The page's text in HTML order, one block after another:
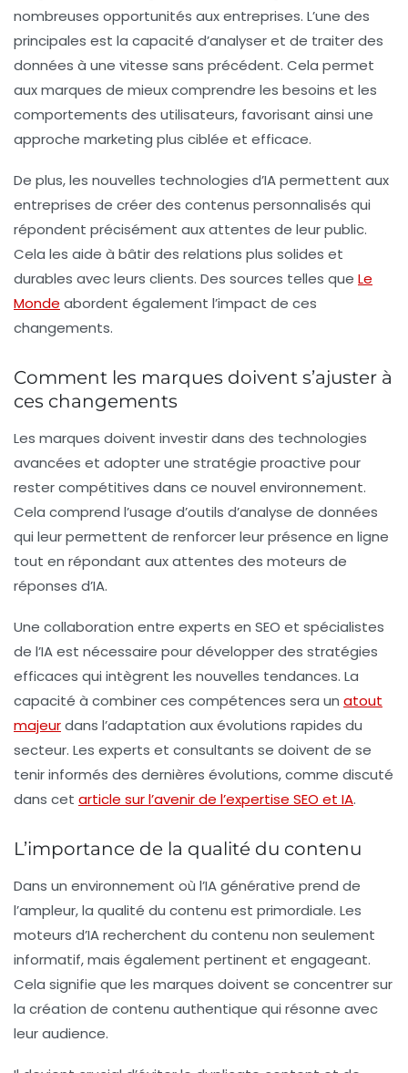
nombreuses opportunités aux entreprises. L’une des
principales est la capacité d’analyser et de traiter des
données à une vitesse sans précédent. Cela permet
aux marques de mieux comprendre les besoins et les
comportements des utilisateurs, favorisant ainsi une
approche marketing plus ciblée et efficace.
De plus, les nouvelles technologies d’IA permettent aux
entreprises de créer des contenus personnalisés qui
répondent précisément aux attentes de leur public.
Cela les aide à bâtir des relations plus solides et
durables avec leurs clients. Des sources telles que Le
Monde abordent également l’impact de ces
changements.
Comment les marques doivent s’ajuster à
ces changements
Les marques doivent investir dans des technologies
avancées et adopter une stratégie proactive pour
rester compétitives dans ce nouvel environnement.
Cela comprend l’usage d’outils d’analyse de données
qui leur permettent de renforcer leur présence en ligne
tout en répondant aux attentes des moteurs de
réponses d’IA.
Une collaboration entre experts en SEO et spécialistes
de l’IA est nécessaire pour développer des stratégies
efficaces qui intègrent les nouvelles tendances. La
capacité à combiner ces compétences sera un atout
majeurdans l’adaptation aux évolutions rapides du
secteur. Les experts et consultants se doivent de se
tenir informés des dernières évolutions, comme discuté
dans cet article sur l’avenir de l’expertise SEO et IA.
L’importance de la qualité du contenu
Dans un environnement où l’IA générative prend de
l’ampleur, la qualité du contenu est primordiale. Les
moteurs d’IA recherchent du contenu non seulement
informatif, mais également pertinent et engageant.
Cela signifie que les marques doivent se concentrer sur
la création de contenu authentique qui résonne avec
leur audience.